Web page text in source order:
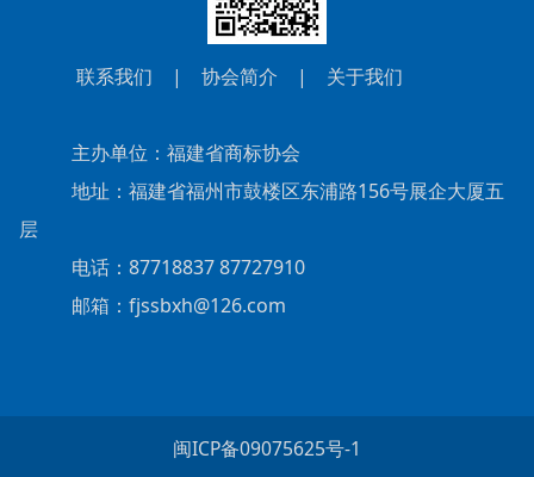
联系我们 | 协会简介 | 关于我们
主办单位：福建省商标协会
地址：福建省福州市鼓楼区东浦路156号展企大厦五
层
电话：87718837 87727910
邮箱：fjssbxh@126.com
闽ICP备09075625号-1